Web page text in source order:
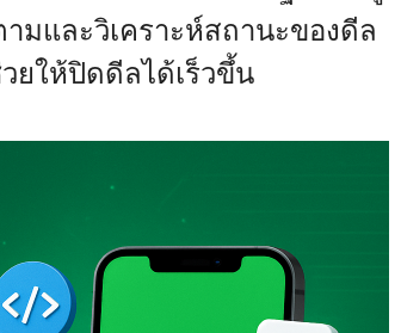
และวิเคราะห์สถานะของดีล
ยให้ปิดดีลได้เร็วขึ้น